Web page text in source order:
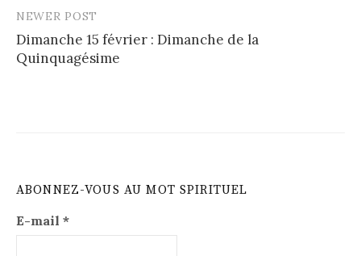
NEWER POST
Dimanche 15 février : Dimanche de la
Quinquagésime
ABONNEZ-VOUS AU MOT SPIRITUEL
E-mail *